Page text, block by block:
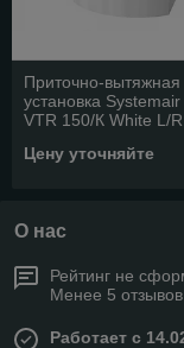
Приточно-вытяжная
установка Systemair
VTR 150/К White L/R
Цену уточняйте
О нас
Рейтинг не
Менее 5
Работает с